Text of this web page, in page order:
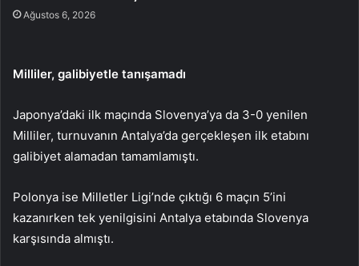
Ağustos 6, 2026
Milliler, galibiyetle tanışamadı
Japonya’daki ilk maçında Slovenya’ya da 3-0 yenilen
Milliler, turnuvanın Antalya’da gerçekleşen ilk etabını
galibiyet alamadan tamamlamıştı.
Polonya ise Milletler Ligi’nde çıktığı 6 maçın 5’ini
kazanırken tek yenilgisini Antalya etabında Slovenya
karşısında almıştı.